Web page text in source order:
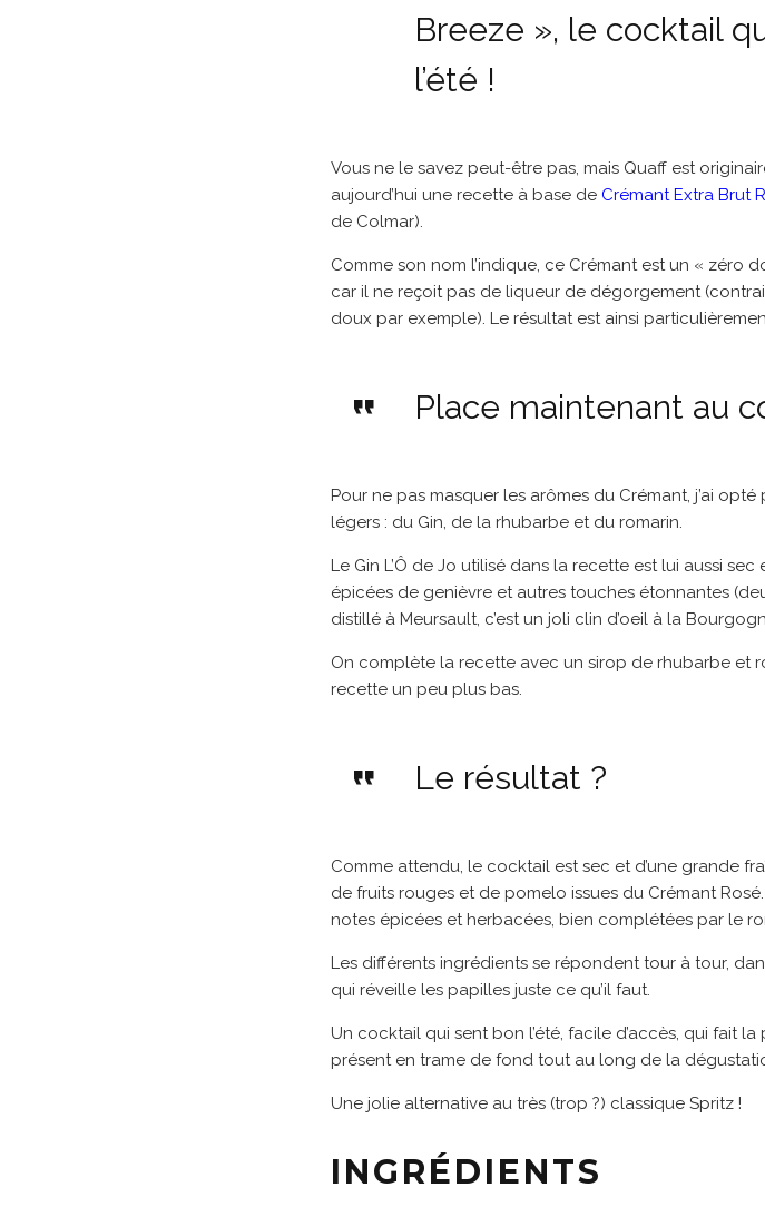
Breeze », le cocktail
l’été !
Vous ne le savez peut-être pas, mais Quaff est
aujourd’hui une recette à base de Crémant Extra Brut
de Colmar).
Comme son nom l’indique, ce Crémant est un « zéro
car il ne reçoit pas de liqueur de dégorgement
doux par exemple). Le résultat est ainsi
Place maintenant au
Pour ne pas masquer les arômes du Crémant, j’ai
légers : du Gin, de la rhubarbe et du romarin.
Le Gin L’Ô de Jo utilisé dans la recette est lui aussi
épicées de genièvre et autres touches étonnantes
distillé à Meursault, c’est un joli clin d’oeil à la
On complète la recette avec un sirop de rhubarbe et
recette un peu plus bas.
Le résultat ?
Comme attendu, le cocktail est sec et d’une grande
de fruits rouges et de pomelo issues du Crémant
notes épicées et herbacées, bien complétées par le
Les différents ingrédients se répondent tour à tour,
qui réveille les papilles juste ce qu’il faut.
Un cocktail qui sent bon l’été, facile d’accès, qui fait
présent en trame de fond tout au long de la
Une jolie alternative au très (trop ?) classique Spritz !
INGRÉDIENTS